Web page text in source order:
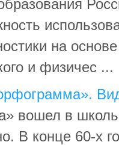
на
и физичес ...
вошел в
В конце 60-х